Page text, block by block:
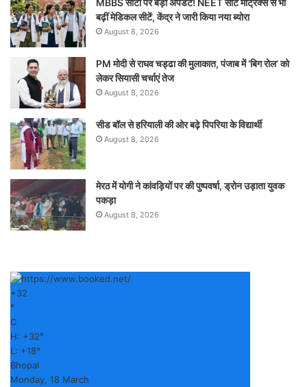
बढ़ीं मेडिकल सीटें, केंद्र ने जारी किया नया ब्योरा
August 8, 2026
PM मोदी से राघव चड्ढा की मुलाकात, पंजाब में ‘बिग रोल’ को
लेकर सियासी चर्चाएं तेज
August 8, 2026
सीड बॉल से हरियाली की ओर बढ़े पिपरिया के विद्यार्थी
August 8, 2026
मेरठ में योगी ने कांवड़ियों पर की पुष्पवर्षा, ड्रोन उड़ाता युवक
पकड़ा
August 8, 2026
+32
°
C
H: +32°
L: +18°
Bhopal
Monday, 18 March